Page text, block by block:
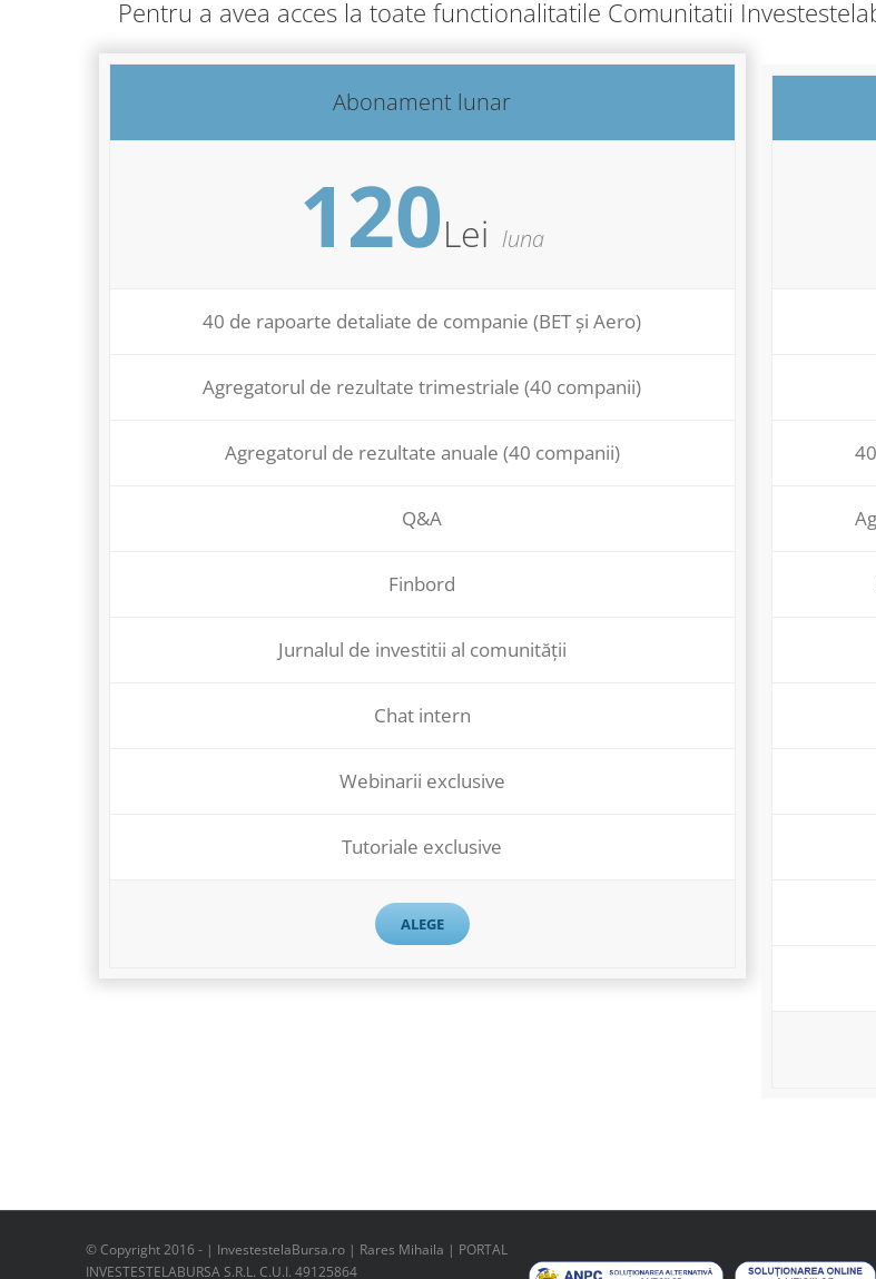
Pentru a avea acces la toate functionalitatile Comunitatii
Abonament lunar
120Lei luna
40 de rapoarte detaliate de companie (BET și Aero)
Agregatorul de rezultate trimestriale (40 companii)
Agregatorul de rezultate anuale (40 companii)
Q&A
Finbord
Jurnalul de investitii al comunității
Chat intern
Webinarii exclusive
Tutoriale exclusive
ALEGE
© Copyright 2016 - | InvestestelaBursa.ro | Rares Mihaila | PORTAL
INVESTESTELABURSA S.R.L. C.U.I. 49125864